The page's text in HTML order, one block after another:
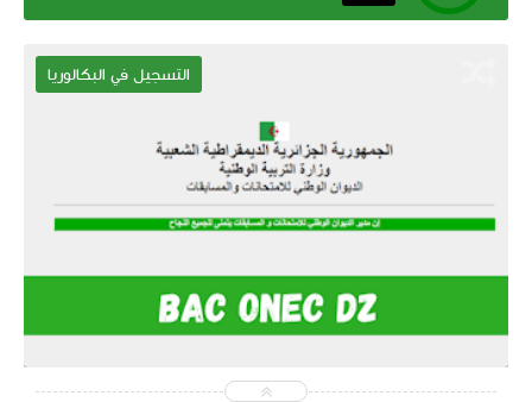
التسجيل في البكالوريا
2022-11-07